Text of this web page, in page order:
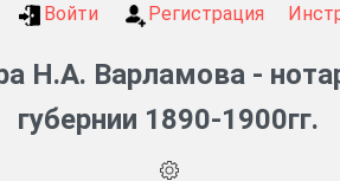
Войти Регистрация
Н.А. Варламова -
губернии 1890-1900гг.